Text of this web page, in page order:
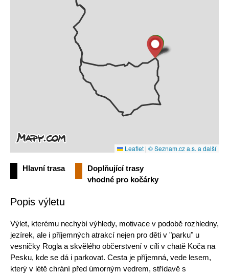
Leaflet | © Seznam.cz a.s. a další
Hlavní trasa
Doplňující trasy
vhodné pro kočárky
Popis výletu
Výlet, kterému nechybí výhledy, motivace v podobě rozhledny,
jezírek, ale i příjemných atrakcí nejen pro děti v "parku" u
vesničky Rogla a skvělého občerstvení v cíli v chatě Koča na
Pesku, kde se dá i parkovat. Cesta je příjemná, vede lesem,
který v létě chrání před úmorným vedrem, střídavě s